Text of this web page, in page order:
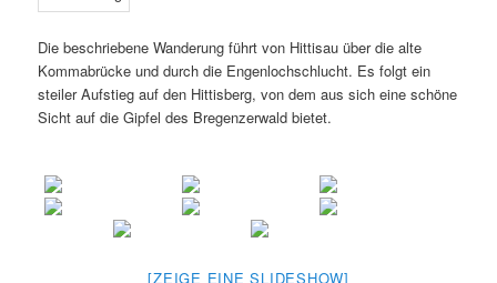
Die beschriebene Wanderung führt von Hittisau über die alte
Kommabrücke und durch die Engenlochschlucht. Es folgt ein
steiler Aufstieg auf den Hittisberg, von dem aus sich eine schöne
Sicht auf die Gipfel des Bregenzerwald bietet.
[ZEIGE EINE SLIDESHOW]